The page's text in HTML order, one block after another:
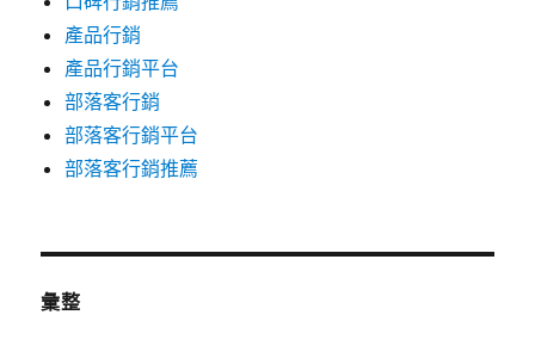
產品行銷
產品行銷平台
部落客行銷
部落客行銷平台
部落客行銷推薦
彙整